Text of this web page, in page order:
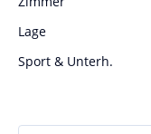
Lage
Sport & Unterh.